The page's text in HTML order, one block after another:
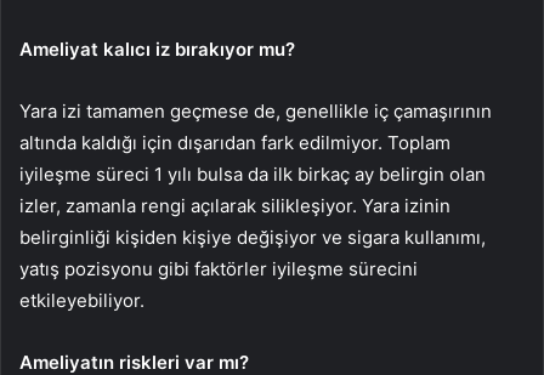
Ameliyat kalıcı iz bırakıyor mu?
Yara izi tamamen geçmese de, genellikle iç çamaşırının
altında kaldığı için dışarıdan fark edilmiyor. Toplam
iyileşme süreci 1 yılı bulsa da ilk birkaç ay belirgin olan
izler, zamanla rengi açılarak silikleşiyor. Yara izinin
belirginliği kişiden kişiye değişiyor ve sigara kullanımı,
yatış pozisyonu gibi faktörler iyileşme sürecini
etkileyebiliyor.
Ameliyatın riskleri var mı?